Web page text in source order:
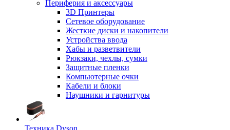
Периферия и аксессуары
3D Принтеры
Сетевое оборудование
Жесткие диски и накопители
Устройства ввода
Хабы и разветвители
Рюкзаки, чехлы, сумки
Защитные пленки
Компьютерные очки
Кабели и блоки
Наушники и гарнитуры
Техника Dyson